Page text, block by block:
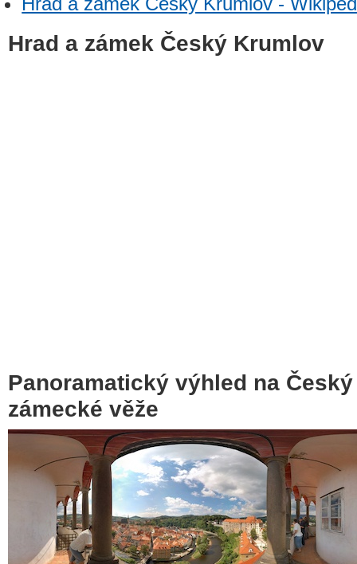
Hrad a zámek Český Krumlov
Panoramatický výhled na
zámecké věže